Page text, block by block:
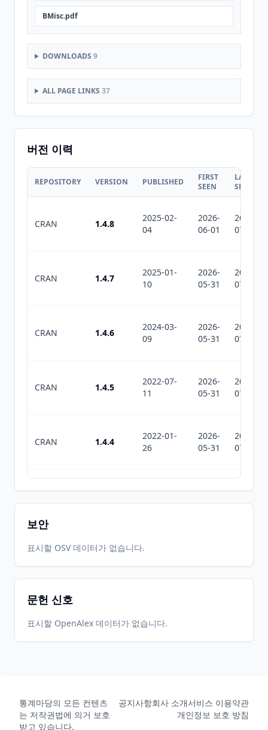
BMisc.pdf
DOWNLOADS 9
ALL PAGE LINKS 37
버전 이력
REPOSITORY VERSION PUBLISHED
FIRST
SEEN
LAST
SEEN
CRAN 1.4.8
2025-02-
04
2026-
06-01
2026-
07-30
CRAN 1.4.7
2025-01-
10
2026-
05-31
2026-
07-30
CRAN 1.4.6
2024-03-
09
2026-
05-31
2026-
07-30
CRAN 1.4.5
2022-07-
11
2026-
05-31
2026-
07-30
CRAN 1.4.4
2022-01-
26
2026-
05-31
2026-
07-30
2021-12-
09
2026-
05-31
2026-
07-30
CRAN 1.4.2
CRAN
CRAN 1.3.0
2018-07-
2026-
05-31
2026-
07-30
보안
표시할 OSV 데이터가 없습니다.
문헌 신호
표시할 OpenAlex 데이터가 없습니다.
통계마당의 모든 컨텐츠
는 저작권법에 의거 보호
받고 있습니다.
공지사항회사 소개서비스 이용약관
개인정보 보호 방침